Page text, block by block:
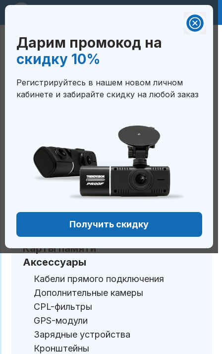
RUB 🇷🇺
Валюта на сайте:
Белорусский рубль — BYN
🇧🇾
Сум — UZS 🇺🇿
Дарим промокод на
скидку 10%
Регистрируйтесь в нашем новом личном
кабинете и забирайте скидку на любой заказ
Получить скидку
ГЛАВНАЯ / АРХИВ
Видеорегистраторы
Классические
С радар-детектором
В форме зеркала
Пуско-зарядные устройства
Компрессоры
Карты памяти
Аксессуары
Кабели прямого подключения
Дополнительные камеры
CPL-фильтры
GPS-модули
Зарядные устройства
Кронштейны